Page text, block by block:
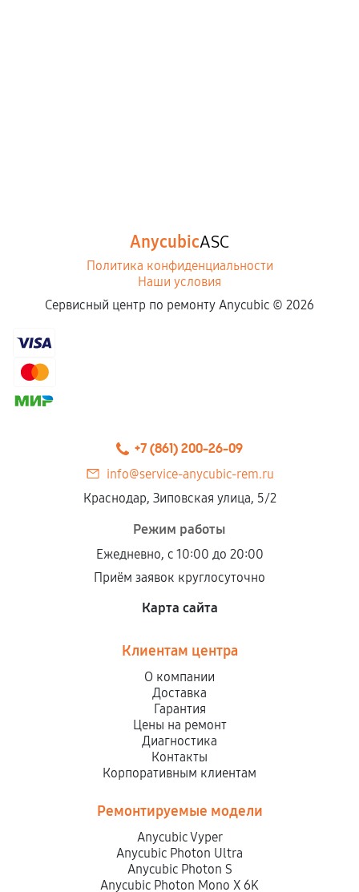
AnycubicASC
Политика конфиденциальности
Наши условия
Сервисный центр по ремонту Anycubic © 2026
+7 (861) 200-26-09
info@service-anycubic-rem.ru
Краснодар, Зиповская улица, 5/2
Режим работы
Ежедневно, с 10:00 до 20:00
Приём заявок круглосуточно
Карта сайта
Клиентам центра
О компании
Доставка
Гарантия
Цены на ремонт
Диагностика
Контакты
Корпоративным клиентам
Ремонтируемые модели
Anycubic Vyper
Anycubic Photon Ultra
Anycubic Photon S
Anycubic Photon Mono X 6K